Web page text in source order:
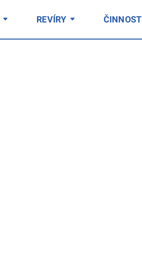
REVÍRY ČINNOST